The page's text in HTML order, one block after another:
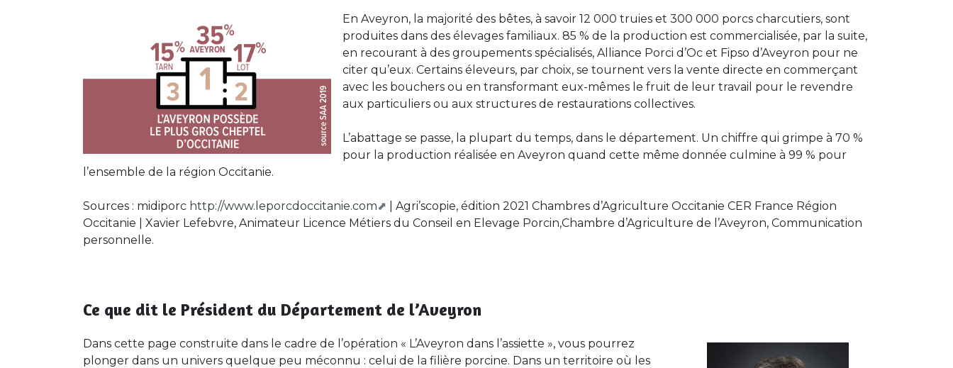
En Aveyron, la majorité des bêtes, à savoir 12 000 truies et 300 000 porcs charcutiers, sont
produites dans des élevages familiaux. 85 % de la production est commercialisée, par la suite,
en recourant à des groupements spécialisés, Alliance Porci d’Oc et Fipso d’Aveyron pour ne
citer qu’eux. Certains éleveurs, par choix, se tournent vers la vente directe en commerçant
avec les bouchers ou en transformant eux-mêmes le fruit de leur travail pour le revendre
aux particuliers ou aux structures de restaurations collectives.
L’abattage se passe, la plupart du temps, dans le département. Un chiffre qui grimpe à 70 %
pour la production réalisée en Aveyron quand cette même donnée culmine à 99 % pour
l’ensemble de la région Occitanie.
Sources : midiporc http://www.leporcdoccitanie.com
| Agri’scopie, édition 2021 Chambres d’Agriculture Occitanie CER France Région
Occitanie | Xavier Lefebvre, Animateur Licence Métiers du Conseil en Elevage Porcin,Chambre d’Agriculture de l’Aveyron, Communication
personnelle.
Ce que dit le Président du Département de l’Aveyron
Dans cette page construite dans le cadre de l’opération « L’Aveyron dans l’assiette », vous pourrez
plonger dans un univers quelque peu méconnu : celui de la filière porcine. Dans un territoire où les